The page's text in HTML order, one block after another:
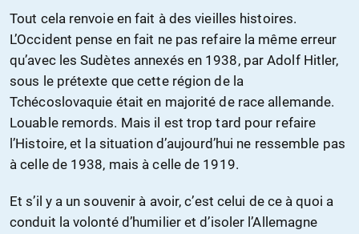
Tout cela renvoie en fait à des vieilles histoires.
L’Occident pense en fait ne pas refaire la même erreur
qu’avec les Sudètes annexés en 1938, par Adolf Hitler,
sous le prétexte que cette région de la
Tchécoslovaquie était en majorité de race allemande.
Louable remords. Mais il est trop tard pour refaire
l’Histoire, et la situation d’aujourd’hui ne ressemble pas
à celle de 1938, mais à celle de 1919.
Et s’il y a un souvenir à avoir, c’est celui de ce à quoi a
conduit la volonté d’humilier et d’isoler l’Allemagne